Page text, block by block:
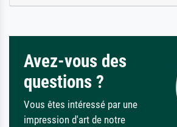
Avez-vous des
questions ?
Vous êtes intéressé par une
impression d'art de notre